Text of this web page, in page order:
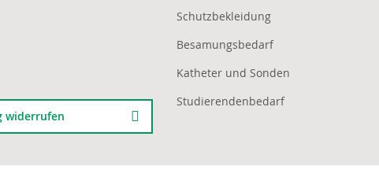
widerrufen
Schutzbekleidung
Besamungsbedarf
Katheter und Sonden
Studierendenbedarf